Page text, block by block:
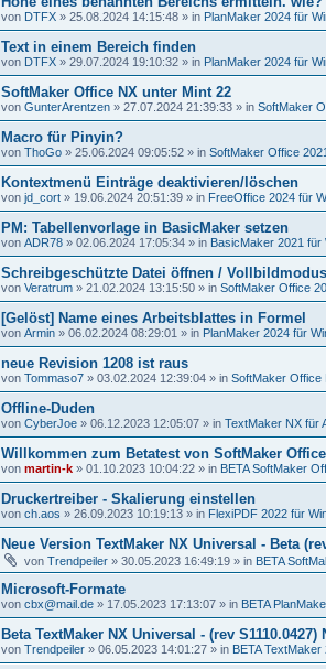
von DTFX » 25.08.2024 14:15:48 » in PlanMaker 2024 für
Text in einem Bereich finden
von DTFX » 29.07.2024 19:10:32 » in PlanMaker 2024 für
SoftMaker Office NX unter Mint 22
von GunterArentzen » 27.07.2024 21:39:33 » in SoftMaker
Macro für Pinyin?
von ThoGo » 25.06.2024 09:05:52 » in SoftMaker Office
Kontextmenü Einträge deaktivieren/löschen
von jd_cort » 19.06.2024 20:51:39 » in FreeOffice 2024 für
PM: Tabellenvorlage in BasicMaker setzen
von ADR78 » 02.06.2024 17:05:34 » in BasicMaker 2021 für
Schreibgeschützte Datei öffnen / Vollbildmodus
von Veratrum » 21.02.2024 13:15:50 » in SoftMaker Office
[Gelöst] Name eines Arbeitsblattes in Formel
von Armin » 06.02.2024 08:29:01 » in PlanMaker 2024 für
neue Revision 1208 ist raus
von Tommaso7 » 03.02.2024 12:39:04 » in SoftMaker Office
Offline-Duden
von CyberJoe » 06.12.2023 12:05:07 » in TextMaker NX für
Willkommen zum Betatest von SoftMaker
von martin-k » 01.10.2023 10:04:22 » in BETA SoftMaker
Druckertreiber - Skalierung einstellen
von ch.aos » 26.09.2023 10:19:13 » in FlexiPDF 2022 für
Neue Version TextMaker NX Universal - Beta
von Trendpeiler » 30.05.2023 16:49:19 » in BETA
Microsoft-Formate
von cbx@mail.de » 17.05.2023 17:13:07 » in BETA
Beta TextMaker NX Universal - (rev
von Trendpeiler » 06.05.2023 14:01:27 » in BETA TextMaker